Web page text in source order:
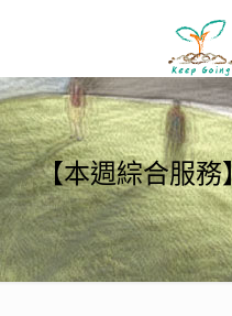
【本週綜合服務